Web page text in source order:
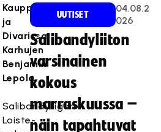
Kauppi
ja
Divarissa
Karhujen
Benjamin
Lepola.
Salibandyliigan
Loiste-
UUTISET
04.08.2
026
Salibandyliiton
varsinainen
kokous
marraskuussa –
näin tapahtuvat